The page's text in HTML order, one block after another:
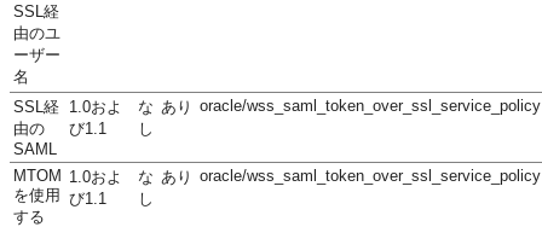
SSL経
由のユ
ーザー
名
SSL経
由の
SAML
1.0およ
び1.1
な
し
あり oracle/wss_saml_token_over_ssl_service_policy
MTOM
を使用
する
1.0およ
び1.1
な
し
あり oracle/wss_saml_token_over_ssl_service_policy